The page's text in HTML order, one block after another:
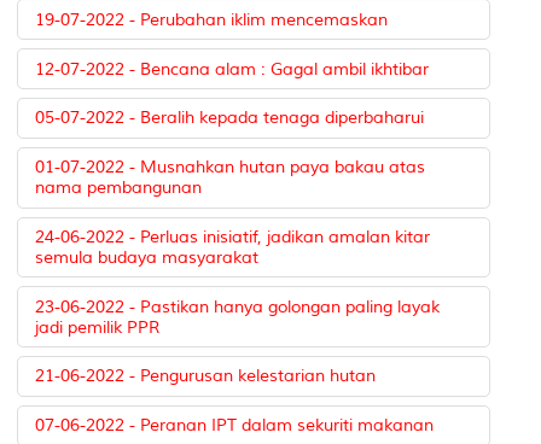
19-07-2022 - Perubahan iklim mencemaskan
12-07-2022 - Bencana alam : Gagal ambil ikhtibar
05-07-2022 - Beralih kepada tenaga diperbaharui
01-07-2022 - Musnahkan hutan paya bakau atas
nama pembangunan
24-06-2022 - Perluas inisiatif, jadikan amalan kitar
semula budaya masyarakat
23-06-2022 - Pastikan hanya golongan paling layak
jadi pemilik PPR
21-06-2022 - Pengurusan kelestarian hutan
07-06-2022 - Peranan IPT dalam sekuriti makanan